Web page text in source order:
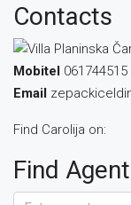
Contacts
Mobitel 061744515
Email
Find Carolija on:
Find Agent